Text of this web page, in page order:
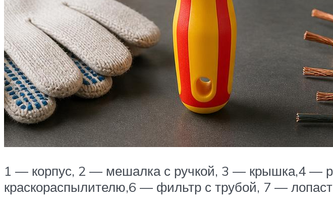
1 — корпус, 2 — мешалка с ручкой, 3 — крышка,4 —
краскораспылителю,6 — фильтр с трубой, 7 —